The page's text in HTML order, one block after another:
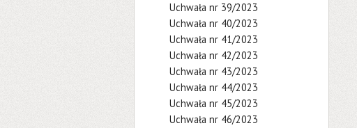
Uchwała nr 39/2023
Uchwała nr 40/2023
Uchwała nr 41/2023
Uchwała nr 42/2023
Uchwała nr 43/2023
Uchwała nr 44/2023
Uchwała nr 45/2023
Uchwała nr 46/2023